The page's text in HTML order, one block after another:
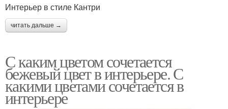
Интерьер в стиле Кантри
читать дальше →
С каким цветом сочетается
бежевый цвет в интерьере. С
какими цветами сочетается в
интерьере